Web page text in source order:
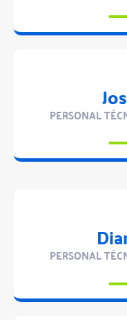
PERSONAL
PERSONAL